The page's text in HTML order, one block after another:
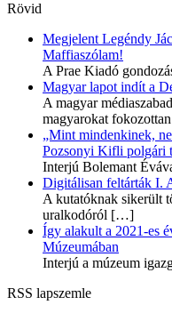
Rövid
Megjelent Legéndy
Maffiaszólam!
A Prae Kiadó
Magyar lapot indít a
A magyar
magyarokat
„Mint mindenkinek,
Pozsonyi Kifli polgári
Interjú Bolemant
Digitálisan feltárták I.
A kutatóknak sikerült
uralkodóról […]
Így alakult a 2021-es
Múzeumában
Interjú a múzeum
RSS lapszemle